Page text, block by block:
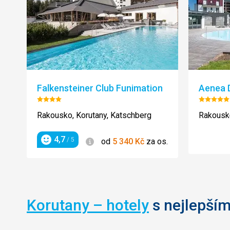
Falkensteiner Club Funimation
Hodnocení:
4/5
Rakousko, Korutany, Katschberg
Hodnocení
4,7 / 5 Informace
od 5 340 Kč za os.
Aenea
5/5
Korutany – hotely s